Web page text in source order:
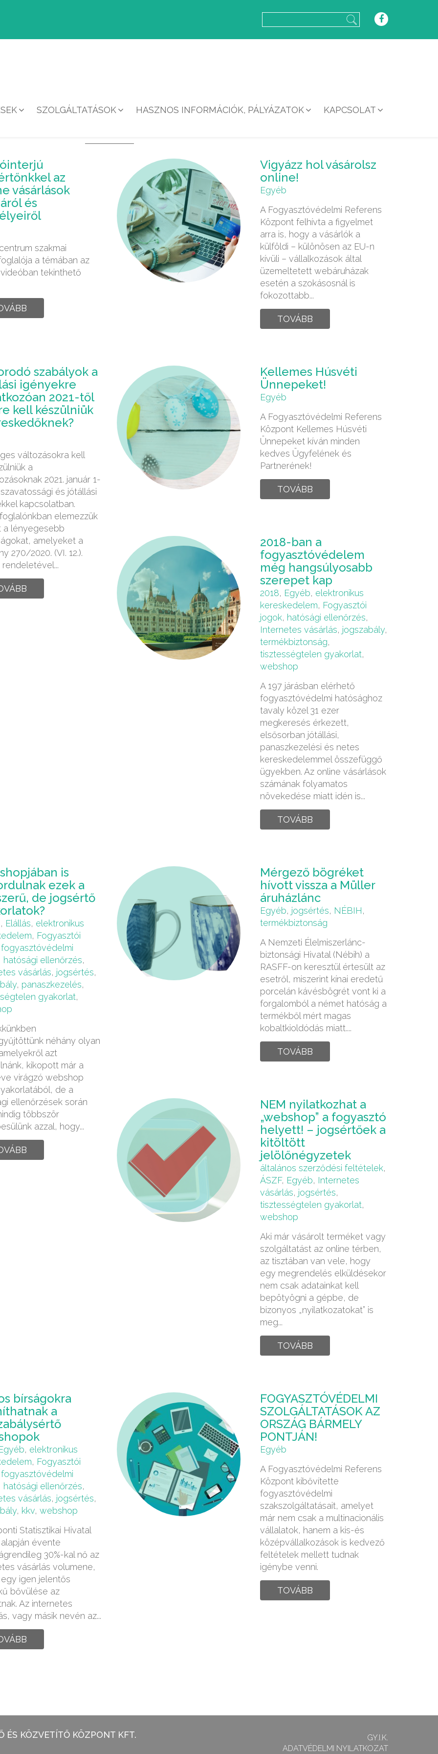
SZOLGÁLTATÁSOK HASZNOS INFORMÁCIÓK, PÁLYÁZATOK KAPCSOLAT
az
vásárlások
és
szakmai
a témában az
tekinthető
Vigyázz hol vásárolsz
online!
Egyéb
A Fogyasztóvédelmi Referens
Központ felhívta a figyelmet
arra is, hogy a vásárlók a
külföldi – különösen az EU-n
kívüli – vállalkozások által
üzemeltetett webáruházak
esetén a szokásosnál is
fokozottabb...
TOVÁBB
szabályok a
igényekre
2021-től
kell készülniük
változásokra kell
a
2021. január 1-
és jótállási
kapcsolatban.
elemezzük
a lényegesebb
amelyeket a
270/2020. (VI. 12.).
rendeletével...
Kellemes Húsvéti
Ünnepeket!
Egyéb
A Fogyasztóvédelmi Referens
Központ Kellemes Húsvéti
Ünnepeket kíván minden
kedves Ügyfelének és
Partnerének!
TOVÁBB
2018-ban a
fogyasztóvédelem
még hangsúlyosabb
szerepet kap
2018, Egyéb, elektronikus
kereskedelem, Fogyasztói
jogok, hatósági ellenőrzés,
Internetes vásárlás, jogszabály,
termékbiztonság,
tisztességtelen gyakorlat,
webshop
A 197 járásban elérhető
fogyasztóvédelmi hatósághoz
tavaly közel 31 ezer
megkeresés érkezett,
elsősorban jótállási,
panaszkezelési és netes
kereskedelemmel összefüggő
ügyekben. Az online vásárlások
számának folyamatos
növekedése miatt idén is...
TOVÁBB
is
ezek a
de jogsértő
, Elállás, elektronikus
, Fogyasztói
fogyasztóvédelmi
hatósági ellenőrzés,
vásárlás, jogsértés,
, panaszkezelés,
gyakorlat,
néhány olyan
azt
kikopott már a
virágzó webshop
de a
ellenőrzések során
többször
azzal, hogy...
Mérgező bögréket
hívott vissza a Müller
áruházlánc
Egyéb, jogsértés, NÉBIH,
termékbiztonság
A Nemzeti Élelmiszerlánc-
biztonsági Hivatal (Nébih) a
RASFF-on keresztül értesült az
esetről, miszerint kínai eredetű
porcelán kávésbögrét vont ki a
forgalomból a német hatóság a
termékből mért magas
kobaltkioldódás miatt....
TOVÁBB
NEM nyilatkozhat a
„webshop” a fogyasztó
helyett! – jogsértőek a
kitöltött
jelölőnégyzetek
általános szerződési feltételek,
ÁSZF, Egyéb, Internetes
vásárlás, jogsértés,
tisztességtelen gyakorlat,
webshop
Aki már vásárolt terméket vagy
szolgáltatást az online térben,
az tisztában van vele, hogy
egy megrendelés elküldésekor
nem csak adatainkat kell
bepötyögni a gépbe, de
bizonyos „nyilatkozatokat” is
meg...
TOVÁBB
bírságokra
a
, elektronikus
, Fogyasztói
fogyasztóvédelmi
hatósági ellenőrzés,
vásárlás, jogsértés,
, kkv, webshop
Statisztikai Hivatal
évente
30%-kal nő az
vásárlás volumene,
igen jelentős
bővülése az
Az internetes
vagy másik nevén az...
FOGYASZTÓVÉDELMI
SZOLGÁLTATÁSOK AZ
ORSZÁG BÁRMELY
PONTJÁN!
Egyéb
A Fogyasztóvédelmi Referens
Központ kibővítette
fogyasztóvédelmi
szakszolgáltatásait, amelyet
már nem csak a multinacionális
vállalatok, hanem a kis-és
középvállalkozások is kedvező
feltételek mellett tudnak
igénybe venni.
TOVÁBB
ÉS KÖZVETÍTŐ KÖZPONT KFT.
GY.I.K.
ADATVÉDELMI NYILATKOZAT